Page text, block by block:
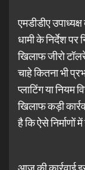
एमडीडीए
धामी के निर्देश
खिलाफ जीरो
चाहे कितना भी
प्लाटिंग या नियम
खिलाफ कड़ी
है कि ऐसे